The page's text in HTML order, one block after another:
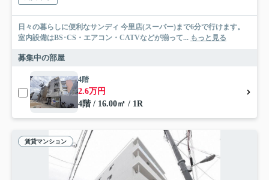
日々の暮らしに便利なサンディ 今里店(スーパー)まで6分で行けます。
室内設備はBS･CS・エアコン・CATVなどが揃って... もっと見る
募集中の部屋
4階
2.6万円
4階 / 16.00㎡ / 1R
賃貸マンション